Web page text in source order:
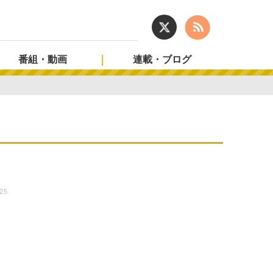
番組・動画 連載・ブログ